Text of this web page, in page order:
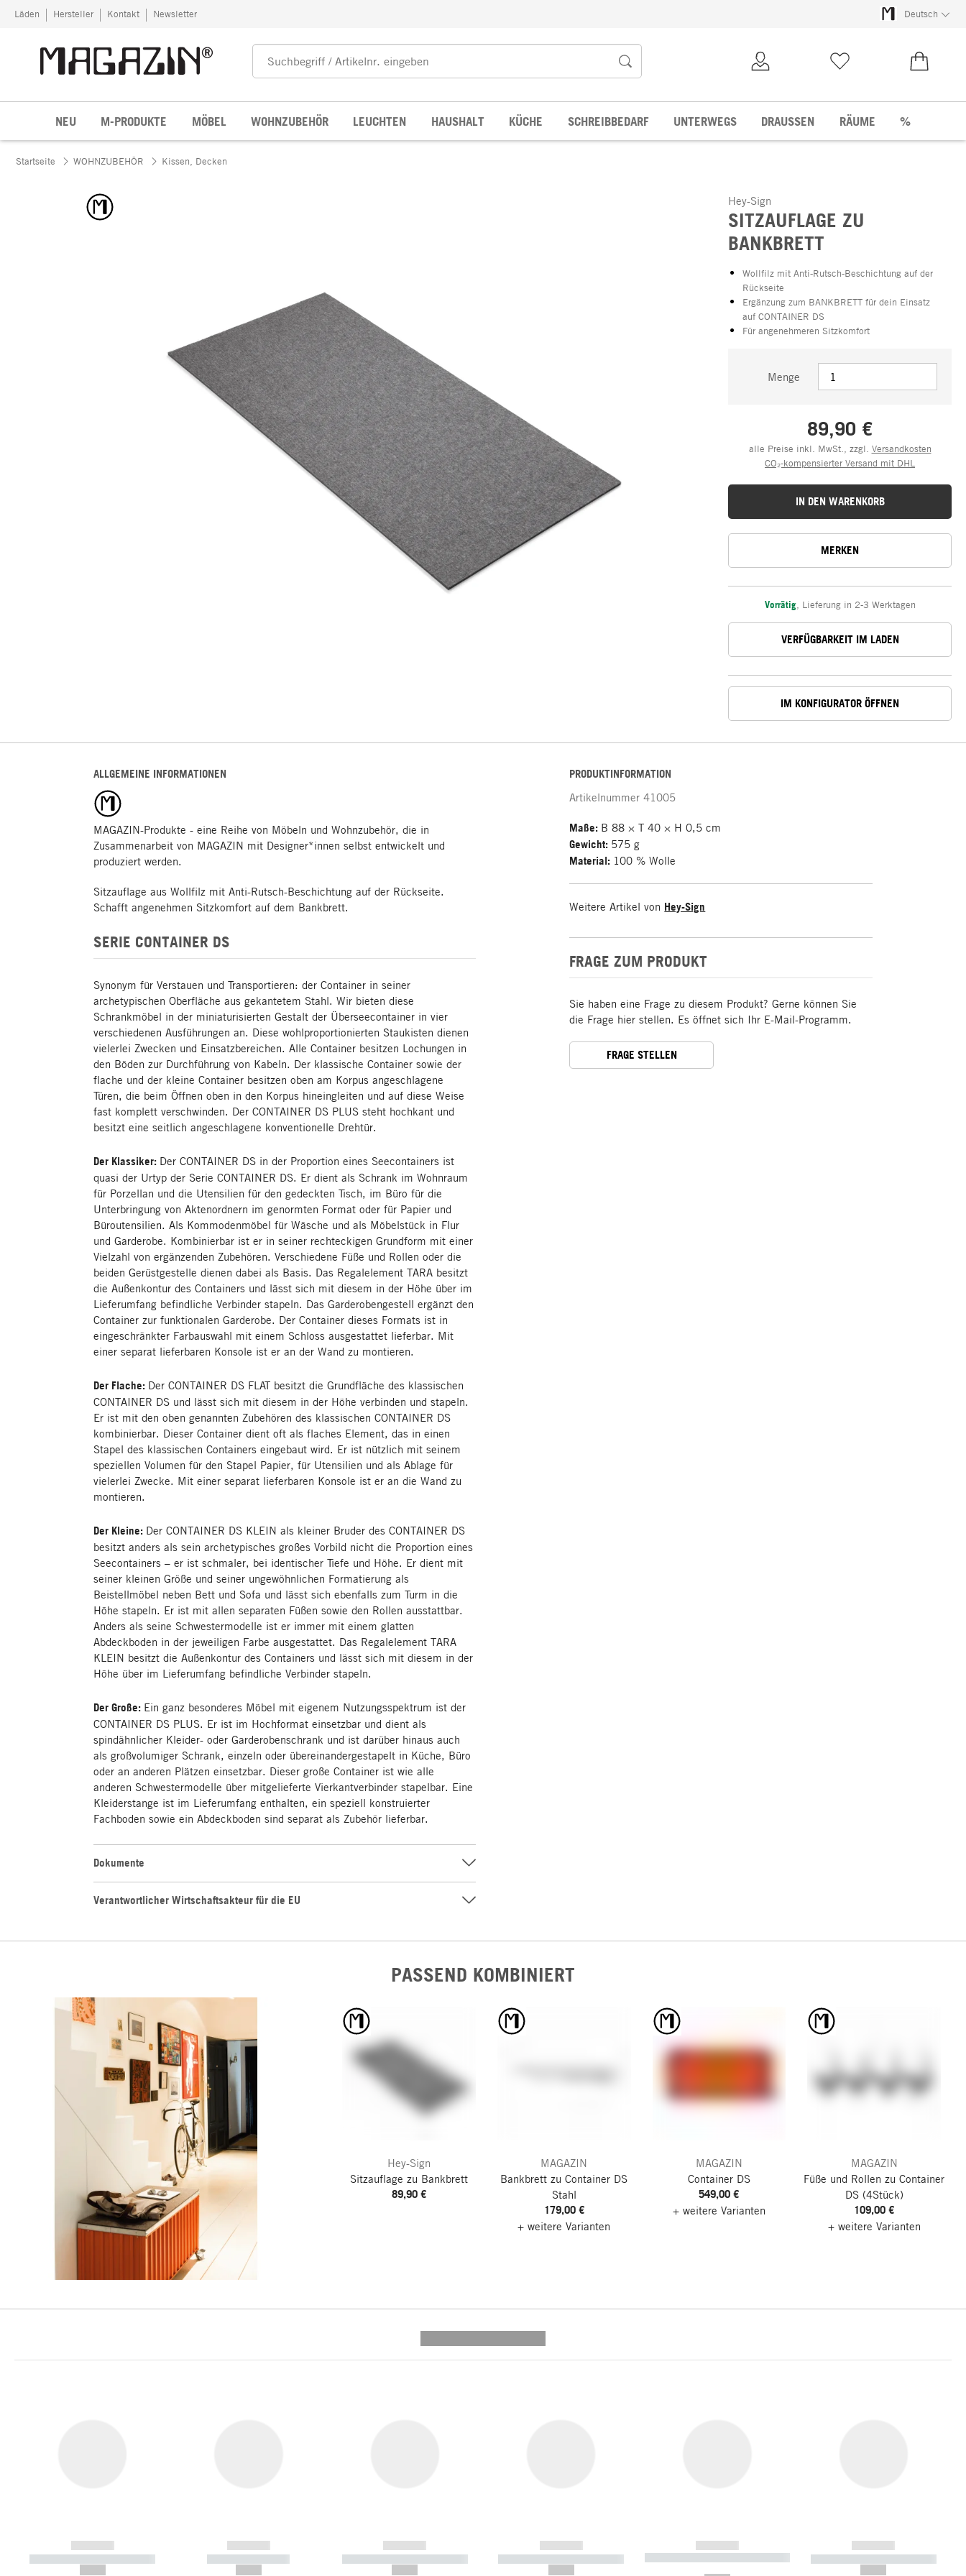
Zum Inhalt springen
Läden Hersteller Kontakt Newsletter Deutsch
NEU M-PRODUKTE MÖBEL WOHNZUBEHÖR LEUCHTEN HAUSHALT KÜCHE SCHREIBBEDARF UNTERWEGS DRAUSSEN RÄUME %
Startseite WOHNZUBEHÖR Kissen, Decken
Hey-Sign
SITZAUFLAGE ZU
BANKBRETT
Wollfilz mit Anti-Rutsch-Beschichtung auf der
Rückseite
Ergänzung zum BANKBRETT für dein Einsatz
auf CONTAINER DS
Für angenehmeren Sitzkomfort
Menge
89,90 €
alle Preise inkl. MwSt., zzgl. Versandkosten
CO₂-kompensierter Versand mit DHL
IN DEN WARENKORB
MERKEN
Vorrätig, Lieferung in 2-3 Werktagen
VERFÜGBARKEIT IM LADEN
IM KONFIGURATOR ÖFFNEN
ALLGEMEINE INFORMATIONEN
MAGAZIN-Produkte - eine Reihe von Möbeln und Wohnzubehör, die in
Zusammenarbeit von MAGAZIN mit Designer*innen selbst entwickelt und
produziert werden.
Sitzauflage aus Wollfilz mit Anti-Rutsch-Beschichtung auf der Rückseite.
Schafft angenehmen Sitzkomfort auf dem Bankbrett.
SERIE CONTAINER DS
Synonym für Verstauen und Transportieren: der Container in seiner
archetypischen Oberfläche aus gekantetem Stahl. Wir bieten diese
Schrankmöbel in der miniaturisierten Gestalt der Überseecontainer in vier
verschiedenen Ausführungen an. Diese wohlproportionierten Staukisten dienen
vielerlei Zwecken und Einsatzbereichen. Alle Container besitzen Lochungen in
den Böden zur Durchführung von Kabeln. Der klassische Container sowie der
flache und der kleine Container besitzen oben am Korpus angeschlagene
Türen, die beim Öffnen oben in den Korpus hineingleiten und auf diese Weise
fast komplett verschwinden. Der CONTAINER DS PLUS steht hochkant und
besitzt eine seitlich angeschlagene konventionelle Drehtür.
Der Klassiker: Der CONTAINER DS in der Proportion eines Seecontainers ist
quasi der Urtyp der Serie CONTAINER DS. Er dient als Schrank im Wohnraum
für Porzellan und die Utensilien für den gedeckten Tisch, im Büro für die
Unterbringung von Aktenordnern im genormten Format oder für Papier und
Büroutensilien. Als Kommodenmöbel für Wäsche und als Möbelstück in Flur
und Garderobe. Kombinierbar ist er in seiner rechteckigen Grundform mit einer
Vielzahl von ergänzenden Zubehören. Verschiedene Füße und Rollen oder die
beiden Gerüstgestelle dienen dabei als Basis. Das Regalelement TARA besitzt
die Außenkontur des Containers und lässt sich mit diesem in der Höhe über im
Lieferumfang befindliche Verbinder stapeln. Das Garderobengestell ergänzt den
Container zur funktionalen Garderobe. Der Container dieses Formats ist in
eingeschränkter Farbauswahl mit einem Schloss ausgestattet lieferbar. Mit
einer separat lieferbaren Konsole ist er an der Wand zu montieren.
Der Flache: Der CONTAINER DS FLAT besitzt die Grundfläche des klassischen
CONTAINER DS und lässt sich mit diesem in der Höhe verbinden und stapeln.
Er ist mit den oben genannten Zubehören des klassischen CONTAINER DS
kombinierbar. Dieser Container dient oft als flaches Element, das in einen
Stapel des klassischen Containers eingebaut wird. Er ist nützlich mit seinem
speziellen Volumen für den Stapel Papier, für Utensilien und als Ablage für
vielerlei Zwecke. Mit einer separat lieferbaren Konsole ist er an die Wand zu
montieren.
Der Kleine: Der CONTAINER DS KLEIN als kleiner Bruder des CONTAINER DS
besitzt anders als sein archetypisches großes Vorbild nicht die Proportion eines
Seecontainers – er ist schmaler, bei identischer Tiefe und Höhe. Er dient mit
seiner kleinen Größe und seiner ungewöhnlichen Formatierung als
Beistellmöbel neben Bett und Sofa und lässt sich ebenfalls zum Turm in die
Höhe stapeln. Er ist mit allen separaten Füßen sowie den Rollen ausstattbar.
Anders als seine Schwestermodelle ist er immer mit einem glatten
Abdeckboden in der jeweiligen Farbe ausgestattet. Das Regalelement TARA
KLEIN besitzt die Außenkontur des Containers und lässt sich mit diesem in der
Höhe über im Lieferumfang befindliche Verbinder stapeln.
Der Große: Ein ganz besonderes Möbel mit eigenem Nutzungsspektrum ist der
CONTAINER DS PLUS. Er ist im Hochformat einsetzbar und dient als
spindähnlicher Kleider- oder Garderobenschrank und ist darüber hinaus auch
als großvolumiger Schrank, einzeln oder übereinandergestapelt in Küche, Büro
oder an anderen Plätzen einsetzbar. Dieser große Container ist wie alle
anderen Schwestermodelle über mitgelieferte Vierkantverbinder stapelbar. Eine
Kleiderstange ist im Lieferumfang enthalten, ein speziell konstruierter
Fachboden sowie ein Abdeckboden sind separat als Zubehör lieferbar.
Dokumente
Verantwortlicher Wirtschaftsakteur für die EU
PRODUKTINFORMATION
Artikelnummer 41005
Maße: B 88 × T 40 × H 0,5 cm
Gewicht: 575 g
Material: 100 % Wolle
Weitere Artikel von Hey-Sign
FRAGE ZUM PRODUKT
Sie haben eine Frage zu diesem Produkt? Gerne können Sie
die Frage hier stellen. Es öffnet sich Ihr E-Mail-Programm.
FRAGE STELLEN
PASSEND KOMBINIERT
Hey-Sign
Sitzauflage zu Bankbrett
89,90 €
MAGAZIN
Bankbrett zu Container DS
Stahl
179,00 €
+ weitere Varianten
MAGAZIN
Container DS
549,00 €
+ weitere Varianten
MAGAZIN
Füße und Rollen zu Container
DS(4Stück)
109,00 €
+ weitere Varianten
------------
----------- ----------- -----------
------------
----------- -----------
------------
----------- ----------- -----------
------------
----------- ----------- -----------
------------
----------- ----------- ----------- ----
------------
----------- ----------- -----------